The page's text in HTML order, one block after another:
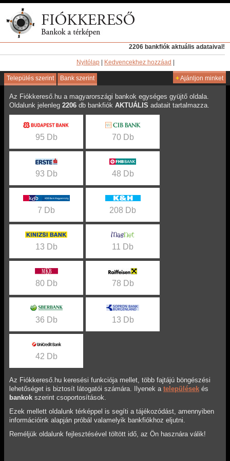
2206 bankfiók aktuális adataival!
Nyitólap Kedvencekhez hozzáad
Település szerint Bank szerint +Ajánljon minket
Az Fiókkereső.hu a magyarországi bankok egységes gyüjtő oldala.
Oldalunk jelenleg 2206 db bankfiók AKTUÁLIS adatait tartalmazza.
95 Db 70 Db
93 Db 48 Db
7 Db 208 Db
13 Db 11 Db
80 Db 78 Db
36 Db 13 Db
42 Db
Az Fiókkereső.hu keresési funkciója mellet, több fajtájú böngészési
lehetőséget is biztosít látogatói számára. Ilyenek a települések és
bankok szerint csoportosítások.
Ezek mellett oldalunk térképpel is segíti a tájékozódást, amennyiben
információink alapján próbál valamelyik bankfiókhoz eljutni.
Reméljük oldalunk fejlesztésével töltött idő, az Ön hasznára válik!